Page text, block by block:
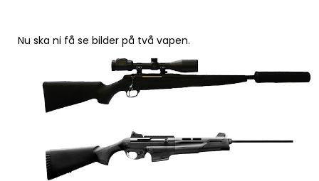
Nu ska ni få se bilder på två vapen.